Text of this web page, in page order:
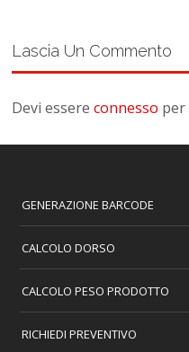
Lascia Un Commento
Devi essereconnesso per
GENERAZIONE BARCODE
CALCOLO DORSO
CALCOLO PESO PRODOTTO
RICHIEDI PREVENTIVO